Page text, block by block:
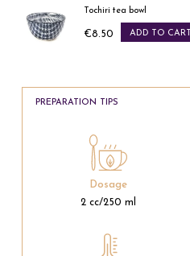
Tochiri tea bowl
Price
€8.50 ADD TO CART
PREPARATION TIPS
Dosage
2 cc/250 ml